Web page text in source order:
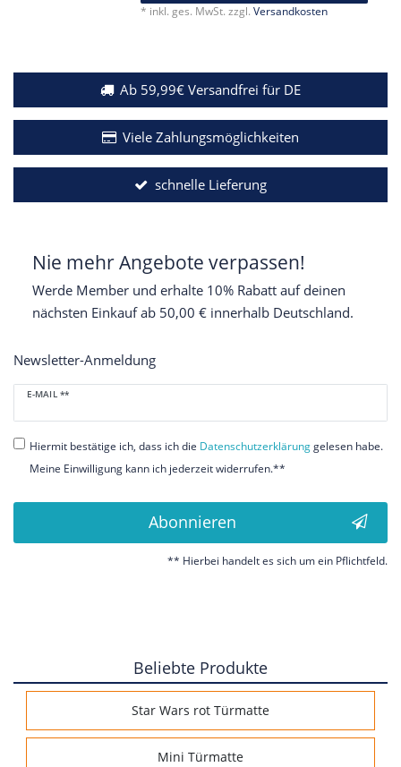
* inkl. ges. MwSt. zzgl.Versandkosten
Ab 59,99€ Versandfrei für DE
Viele Zahlungsmöglichkeiten
schnelle Lieferung
Nie mehr Angebote verpassen!
Werde Member und erhalte 10% Rabatt auf deinen
nächsten Einkauf ab 50,00 € innerhalb Deutschland.
Newsletter-Anmeldung
E-MAIL **
Newsletter
Honig
Hiermit bestätige ich, dass ich die Daten­schutz­erklärunggelesen habe.
Meine Einwilligung kann ich jederzeit widerrufen.**
Abonnieren
** Hierbei handelt es sich um ein Pflichtfeld.
Beliebte Produkte
Star Wars rot Türmatte
Mini Türmatte